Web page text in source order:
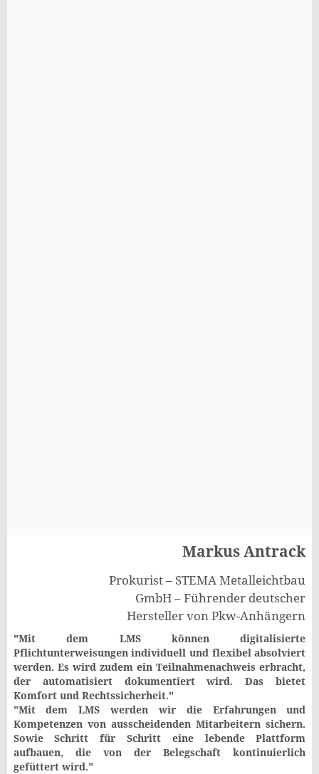
Markus Antrack
Prokurist – STEMA Metalleichtbau
GmbH – Führender deutscher
Hersteller von Pkw-Anhängern
"Mit dem LMS können digitalisierte
Pflichtunterweisungen individuell und flexibel absolviert
werden. Es wird zudem ein Teilnahmenachweis erbracht,
der automatisiert dokumentiert wird. Das bietet
Komfort und Rechtssicherheit."
"Mit dem LMS werden wir die Erfahrungen und
Kompetenzen von ausscheidenden Mitarbeitern sichern.
Sowie Schritt für Schritt eine lebende Plattform
aufbauen, die von der Belegschaft kontinuierlich
gefüttert wird."